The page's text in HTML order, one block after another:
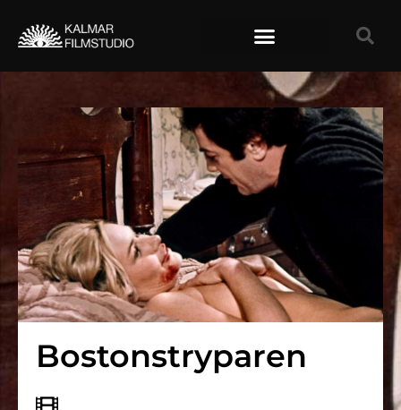
Bostonstryparen